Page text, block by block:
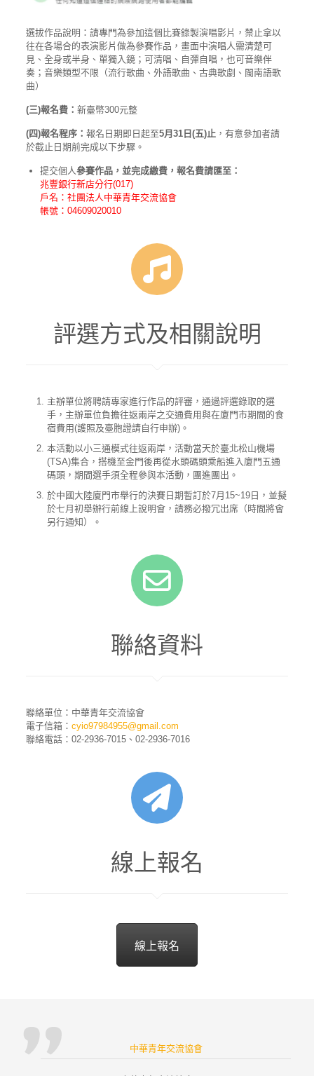
選拔作品說明：請專門為參加這個比賽錄製演唱影片，禁止拿以
往在各場合的表演影片做為參賽作品，畫面中演唱人需清楚可
見、全身或半身、單獨入鏡；可清唱、自彈自唱，也可音樂伴
奏；音樂類型不限（流行歌曲、外語歌曲、古典歌劇、閩南語歌
曲）
(三)報名費： 新臺幣300元整
(四)報名程序： 報名日期即日起至5月 31日 (五)止，有意參加者請
於截止日期前完成以下步驟。
提交個人參賽作品，並完成繳費，報名費請匯至：
兆豐銀行新店分行(017)
戶名：社團法人中華青年交流協會
帳號：04609020010
評選方式及相關說明
主辦單位將聘請專家進行作品的評審，通過評選錄取的選
手，主辦單位負擔往返兩岸之交通費用與在廈門市期間的食
宿費用(護照及臺胞證請自行申辦)。
本活動以小三通模式往返兩岸，活動當天於臺北松山機場
(TSA)集合，搭機至金門後再從水頭碼頭乘船進入廈門五通
碼頭，期間選手須全程參與本活動，團進團出。
於中國大陸廈門市舉行的決賽日期暫訂於7月15~19日，並擬
於七月初舉辦行前線上說明會，請務必撥冗出席（時間將會
另行通知）。
聯絡資料
聯絡單位：中華青年交流協會
電子信箱： cyio97984955@gmail.com
聯絡電話：02-2936-7015、02-2936-7016
線上報名
線上報名
中華青年交流協會